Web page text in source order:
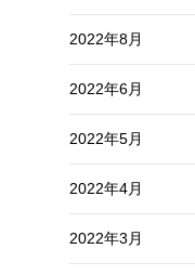
2022年8月
2022年6月
2022年5月
2022年4月
2022年3月